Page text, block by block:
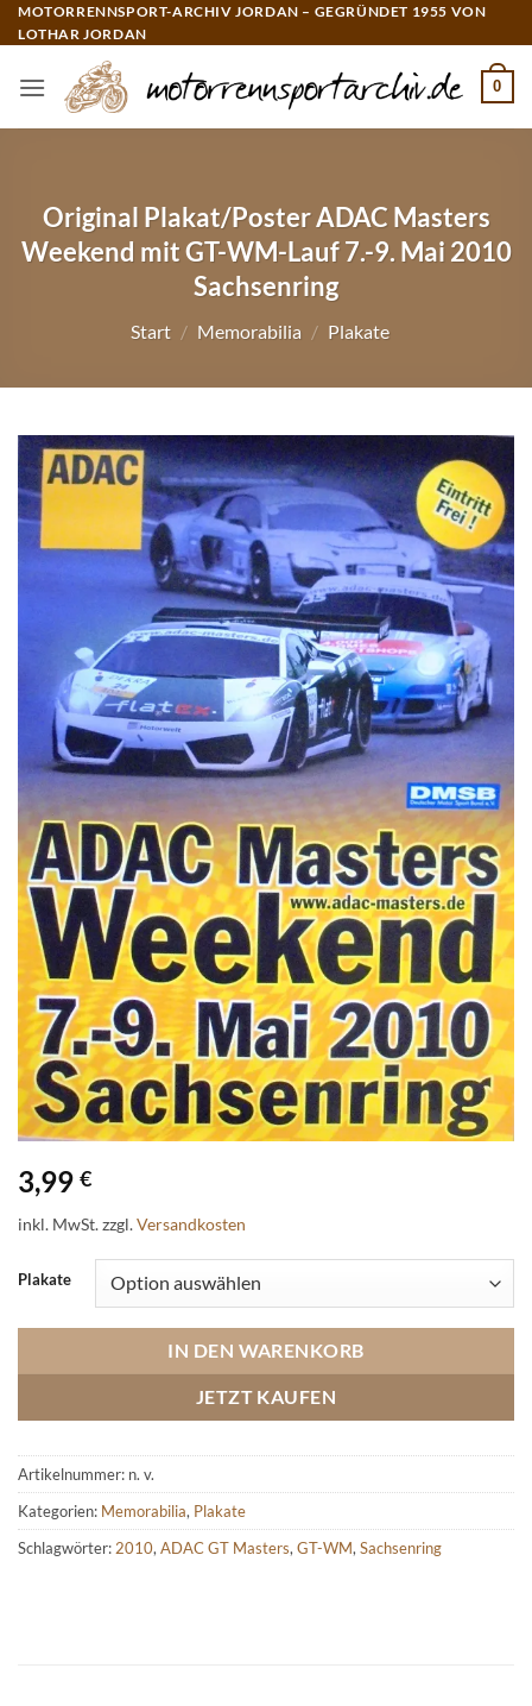
Zum
Inhalt
MOTORRENNSPORT-ARCHIV JORDAN – GEGRÜNDET 1955 VON
LOTHAR JORDAN
0
Original Plakat/Poster ADAC Masters
Weekend mit GT-WM-Lauf 7.-9. Mai 2010
Sachsenring
Start / Memorabilia / Plakate
3,99 €
inkl. MwSt.zzgl.Versandkosten
Plakate
IN DEN WARENKORB
JETZT KAUFEN
Artikelnummer: n. v.
Kategorien: Memorabilia, Plakate
Schlagwörter:2010,ADAC GT Masters,GT-WM,Sachsenring